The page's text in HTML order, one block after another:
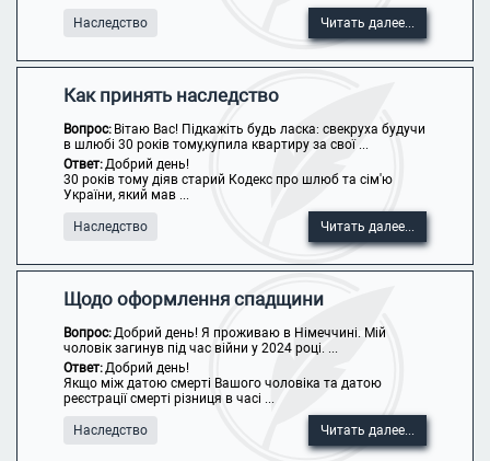
Наследство Читать далее...
Как принять наследство
Вопрос: Вітаю Вас! Підкажіть будь ласка: свекруха будучи
в шлюбі 30 років тому,купила квартиру за свої ...
Ответ:Добрий день!
30 років тому діяв старий Кодекс про шлюб та сім'ю
України, який мав ...
Наследство Читать далее...
Щодо оформлення спадщини
Вопрос:Добрий день! Я проживаю в Німеччині. Мій
чоловік загинув під час війни у 2024 році. ...
Ответ:Добрий день!
Якщо між датою смерті Вашого чоловіка та датою
реєстрації смерті різниця в часі ...
Наследство Читать далее...